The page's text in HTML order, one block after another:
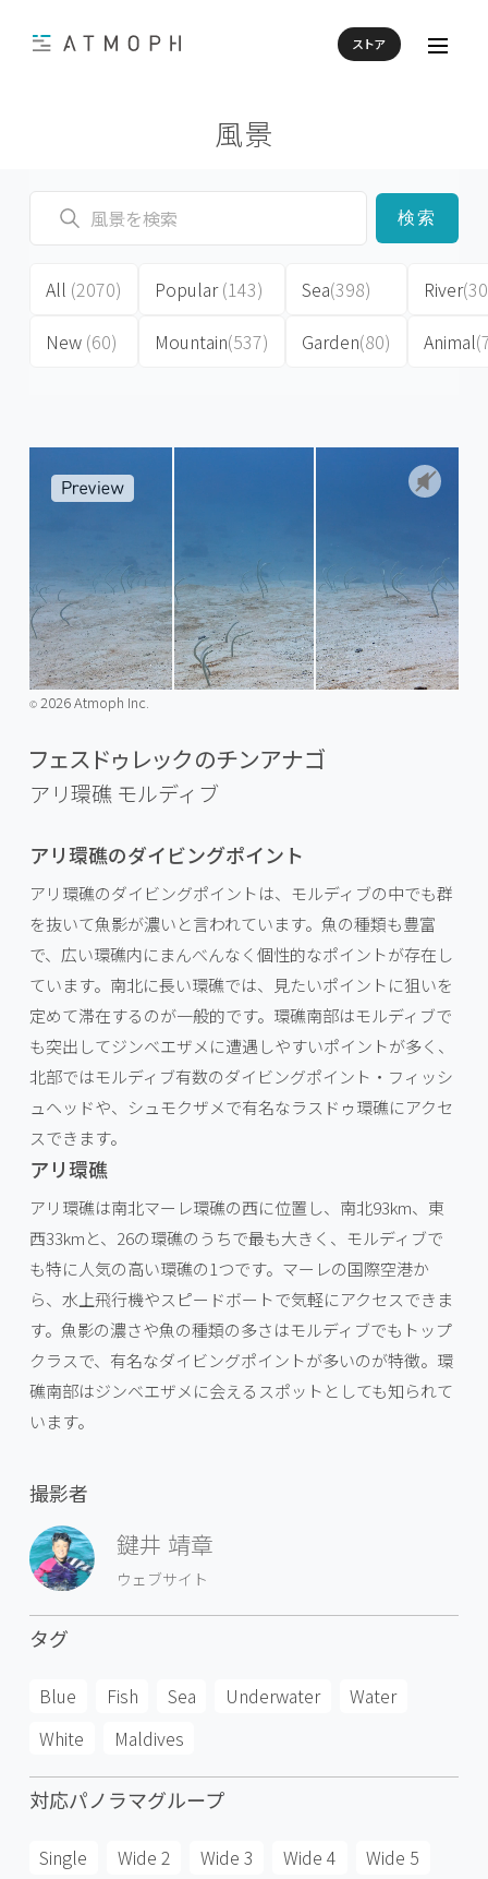
ストア
風景
検索
All (2070)
New (60)
Popular(143)
Mountain(537)
Sea(398)
Garden(80)
River
Animal
©️2026 Atmoph Inc.
フェスドゥレックのチンアナゴ
アリ環礁 モルディブ
アリ環礁のダイビングポイント
アリ環礁のダイビングポイントは、モルディブの中でも群
を抜いて魚影が濃いと言われています。魚の種類も豊富
で、広い環礁内にまんべんなく個性的なポイントが存在し
ています。南北に長い環礁では、見たいポイントに狙いを
定めて滞在するのが一般的です。環礁南部はモルディブで
も突出してジンベエザメに遭遇しやすいポイントが多く、
北部ではモルディブ有数のダイビングポイント・フィッシ
ュヘッドや、シュモクザメで有名なラスドゥ環礁にアクセ
スできます。
アリ環礁
アリ環礁は南北マーレ環礁の西に位置し、南北93km、東
西33kmと、26の環礁のうちで最も大きく、モルディブで
も特に人気の高い環礁の1つです。マーレの国際空港か
ら、水上飛行機やスピードボートで気軽にアクセスできま
す。魚影の濃さや魚の種類の多さはモルディブでもトップ
クラスで、有名なダイビングポイントが多いのが特徴。環
礁南部はジンベエザメに会えるスポットとしても知られて
います。
撮影者
鍵井 靖章
ウェブサイト
タグ
Blue Fish Sea Underwater
Water
White
Maldives
対応パノラマグループ
Single Wide 2 Wide 3 Wide 4 Wide 5